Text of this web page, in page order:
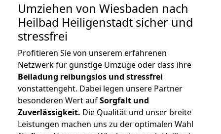
Umziehen von Wiesbaden nach
Heilbad Heiligenstadt sicher und
stressfrei
Profitieren Sie von unserem erfahrenen
Netzwerk für günstige Umzüge oder dass ihre
Beiladung reibungslos und stressfrei
vonstattengeht. Dabei legen unsere Partner
besonderen Wert aufSorgfalt und
Zuverlässigkeit. Die Qualität und unser breite
Leistungen machen uns zu der optimalen Wahl